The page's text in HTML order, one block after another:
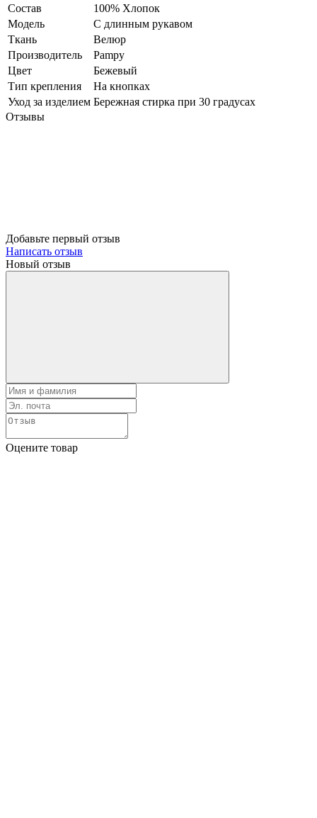
Состав
100% Хлопок
Модель
С длинным рукавом
Ткань
Велюр
Производитель
Pampy
Цвет
Бежевый
Тип крепления
На кнопках
Уход за изделием Бережная стирка при 30 градусах
Отзывы
Добавьте первый отзыв
Написать отзыв
Новый отзыв
Оцените товар